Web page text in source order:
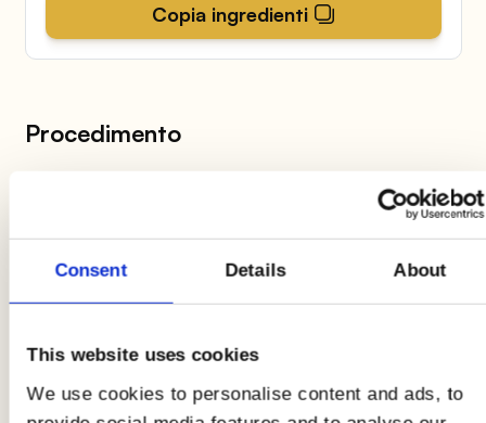
Consent Details About
This website uses cookies
We use cookies to personalise content and ads, to
Copia ingredienti
Procedimento
8 minuti a 180°C
. Nel frattempo, grattugiate il
cetriolo e unitelo allo yogurt greco, aggiungete il
succo di limone, l’olio e un pizzico di sale. Unite
pomodorini. Tagliate questi ultimi a spicchi e